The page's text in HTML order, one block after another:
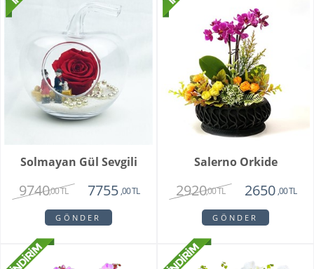
Solmayan Gül Sevgili
9740,00 TL 7755 ,00 TL
GÖNDER
Salerno Orkide
2920,00 TL 2650 ,00 TL
GÖNDER